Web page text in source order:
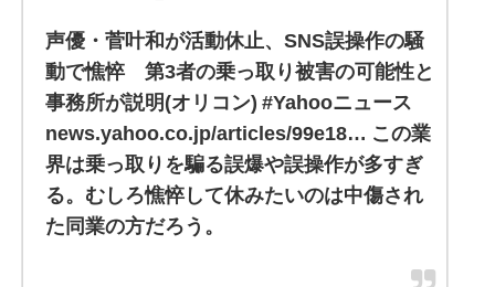
声優・菅叶和が活動休止、SNS誤操作の騒
動で憔悴 第3者の乗っ取り被害の可能性と
事務所が説明(オリコン) #Yahooニュース
news.yahoo.co.jp/articles/99e18… この業
界は乗っ取りを騙る誤爆や誤操作が多すぎ
る。むしろ憔悴して休みたいのは中傷され
た同業の方だろう。